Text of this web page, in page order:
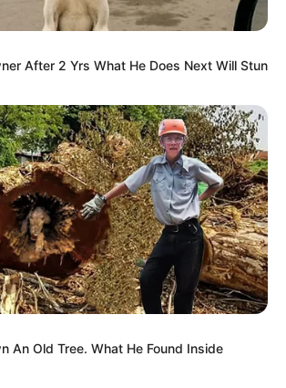
PLACE VENDOME notre
ce Quinté
le meilleur pronostic PMU
After 2 Yrs What He Does Next Will Stun
An Old Tree. What He Found Inside